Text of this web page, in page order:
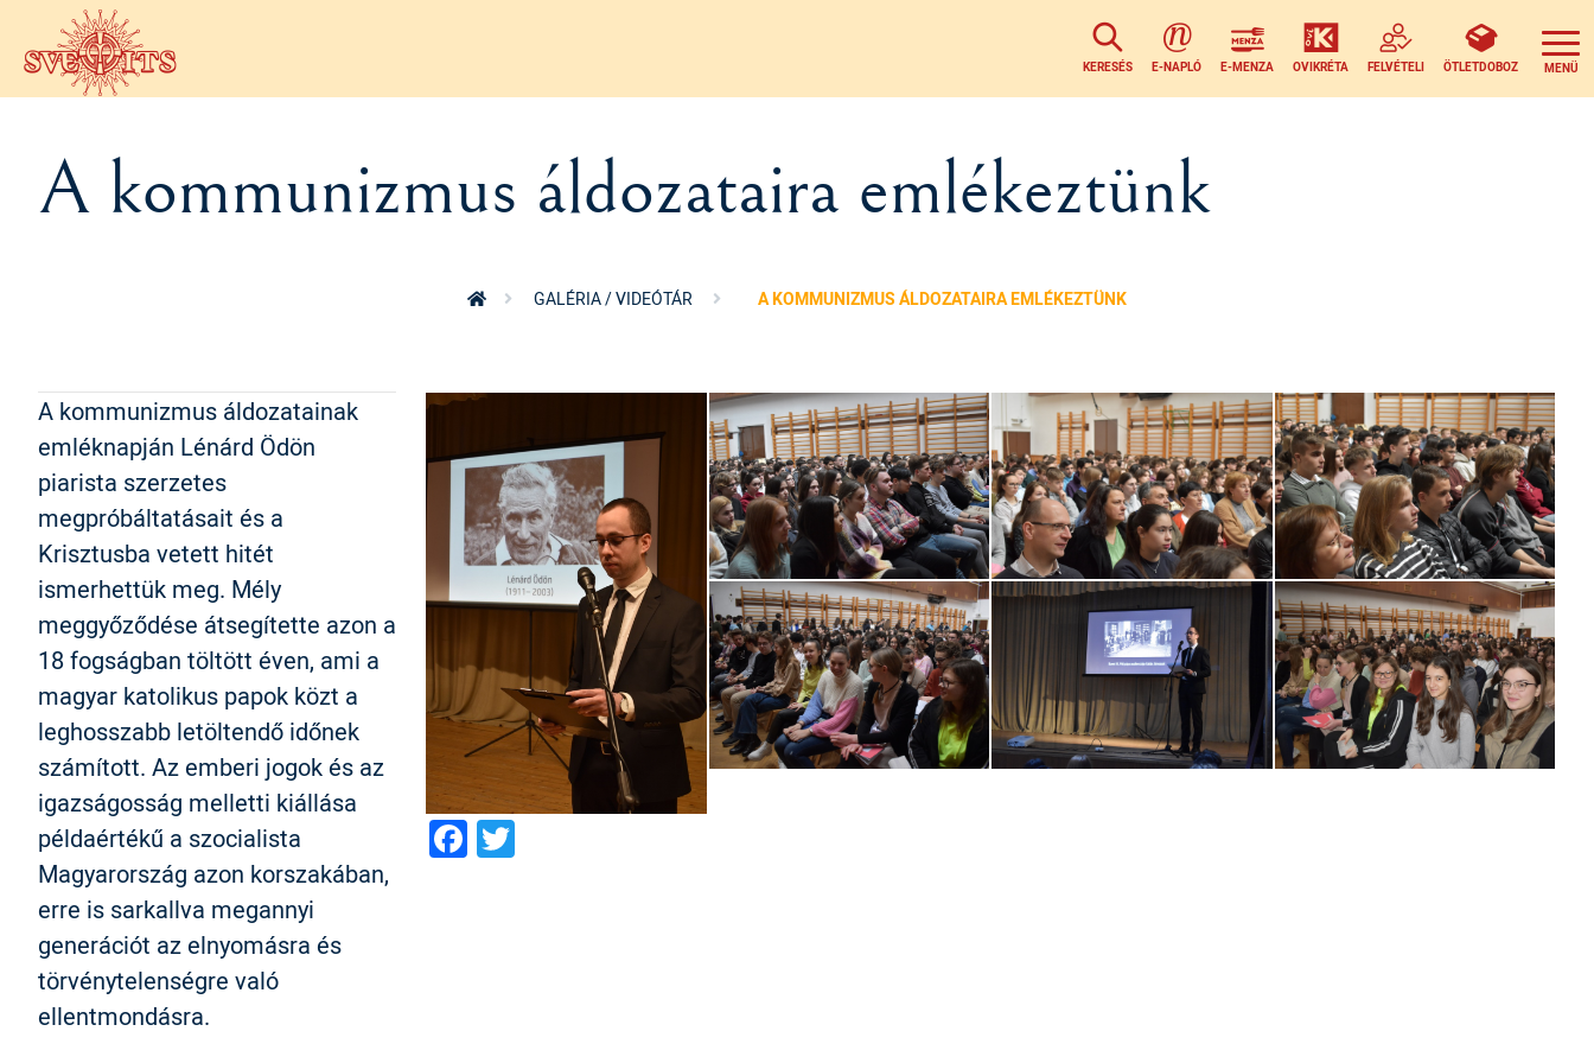
Ugrás a tartalomra
KERESÉS E-NAPLÓ E-MENZA OVIKRÉTA FELVÉTELI ÖTLETDOBOZ
A kommunizmus áldozataira emlékeztünk
GALÉRIA / VIDEÓTÁR A KOMMUNIZMUS ÁLDOZATAIRA EMLÉKEZTÜNK
Facebook
A kommunizmus áldozatainak
emléknapján Lénárd Ödön
piarista szerzetes
megpróbáltatásait és a
Krisztusba vetett hitét
ismerhettük meg. Mély
meggyőződése átsegítette azon a
18 fogságban töltött éven, ami a
magyar katolikus papok közt a
leghosszabb letöltendő időnek
számított. Az emberi jogok és az
igazságosság melletti kiállása
példaértékű a szocialista
Magyarország azon korszakában,
erre is sarkallva megannyi
generációt az elnyomásra és
törvénytelenségre való
ellentmondásra.